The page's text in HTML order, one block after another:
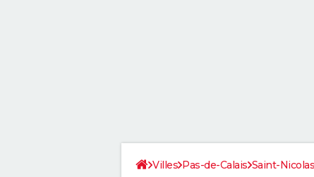
Villes Pas-de-Calais Saint-Nicolas